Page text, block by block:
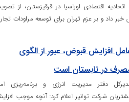
در قرقیزستان، از تصویب
برای توسعه مراودات تجاری
عبور از الگوی
است
انرژی و برنامه‌ریزی امور
اعلام کرد: آنچه موجب افزایش